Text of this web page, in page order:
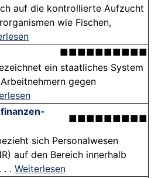
auf die kontrollierte Aufzucht
wie Fischen,
■■■■■■■■■■
ein staatliches System
gegen
■■■■■■■■■
sich Personalwesen
auf den Bereich innerhalb
. . Weiterlesen